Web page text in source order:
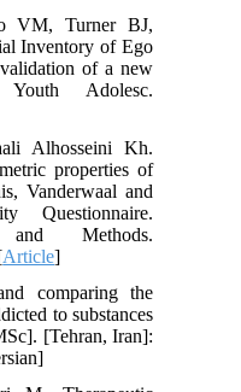
VM, Turner BJ,
Inventory of Ego
validation of a new
Youth Adolesc.
Alhosseini Kh.
properties of
Vanderwaal and
Questionnaire.
and Methods.
[Article
comparing the
to substances
[Tehran, Iran]: